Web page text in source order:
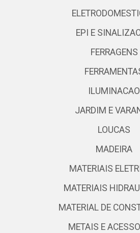
EPI E
FERRAGENS
ILUMINACAO
JARDIM E
LOUCAS
MADEIRA
MATERIAIS
MATERIAIS
MATERIAL DE
METAIS E